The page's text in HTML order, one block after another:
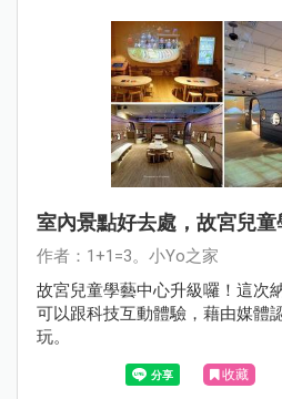
室內景點好去處，故宮兒童
作者：1+1=3。小Yo之家
故宮兒童學藝中心升級囉！這次
可以跟科技互動體驗，藉由媒體
玩。
收藏